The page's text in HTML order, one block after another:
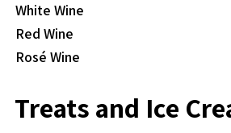
White Wine
Red Wine
Rosé Wine
Treats and Ice